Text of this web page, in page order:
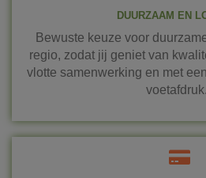
DUURZAAM EN
Bewuste keuze voor
regio, zodat jij geniet van
vlotte samenwerking en met
voetafdruk.